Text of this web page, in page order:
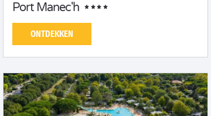
Port Manec'h
ONTDEKKEN